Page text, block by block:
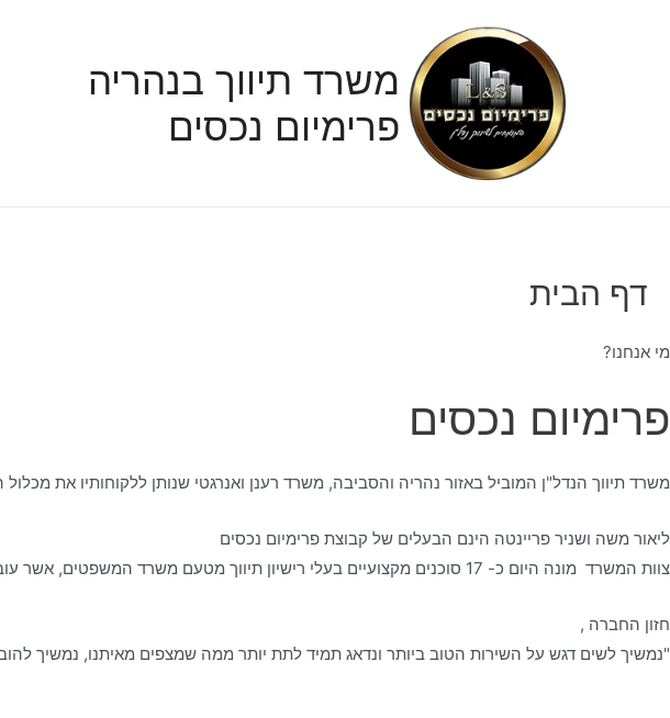
משרד תיווך בנהריה
פרימיום נכסים
דף הבית
מי אנחנו?
פרימיום נכסים
משרד תיווך הנדל"ן המוביל באזור נהריה והסביבה, משרד רענן ואנרגטי שנותן ללקוחותיו את
ליאור משה ושניר פריינטה הינם הבעלים של קבוצת פרימיום נכסים
צוות המשרד מונה היום כ- 17 סוכנים מקצועיים בעלי רישיון תיווך מטעם משרד המשפטים, אשר עובדים לפי כל כללי האתיקה המקצועית- ביושר, בהגינות ובשקיפות מלאה, כאשר הלקוח עומד לנגד עיניהם.
חזון החברה ,
"נמשיך לשים דגש על השירות הטוב ביותר ונדאג תמיד לתת יותר ממה שמצפים מאיתנו, נמשיך